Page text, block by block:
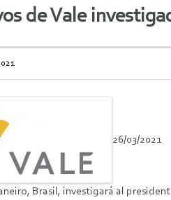
de Vale
26/03/2021
Brasil, investigará al